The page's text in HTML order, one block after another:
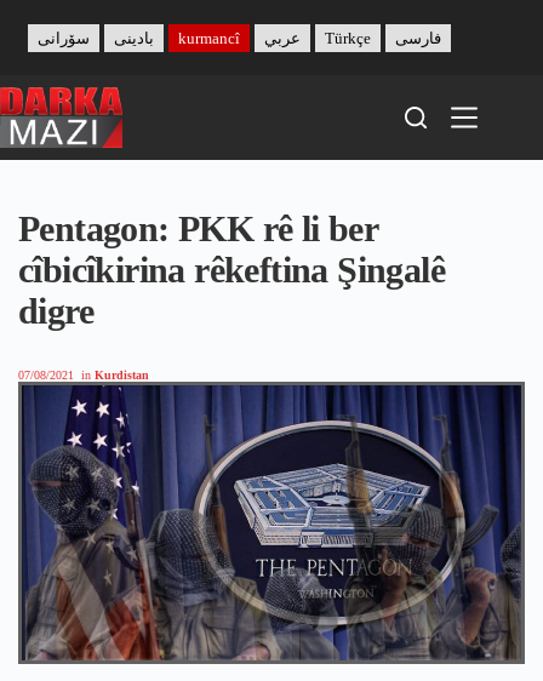
content
بادینی سۆرانی kurmancî عربي Türkçe فارسی
Pentagon: PKK rê li ber
cîbicîkirina rêkeftina Şingalê
digre
07/08/2021 in Kurdistan